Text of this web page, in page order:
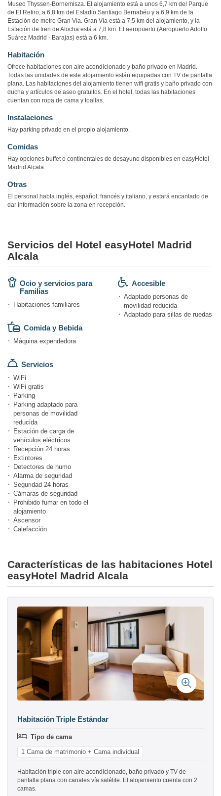
Museo Thyssen-Bornemisza. El alojamiento está a unos 6,7 km del Parque
de El Retiro, a 6,8 km del Estadio Santiago Bernabéu y a 6,9 km de la
Estación de metro Gran Vía. Gran Vía está a 7,5 km del alojamiento, y la
Estación de tren de Atocha está a 7,8 km. El aeropuerto (Aeropuerto Adolfo
Suárez Madrid - Barajas) está a 6 km.
Habitación
Ofrece habitaciones con aire acondicionado y baño privado en Madrid.
Todas las unidades de este alojamiento están equipadas con TV de pantalla
plana. Las habitaciones del alojamiento tienen wifi gratis y baño privado con
ducha y artículos de aseo gratuitos. En el hotel, todas las habitaciones
cuentan con ropa de cama y toallas.
Instalaciones
Hay parking privado en el propio alojamiento.
Comidas
Hay opciones buffet o continentales de desayuno disponibles en easyHotel
Madrid Alcala.
Otras
El personal habla inglés, español, francés y italiano, y estará encantado de
dar información sobre la zona en recepción.
Servicios del Hotel easyHotel Madrid
Alcala
Ocio y servicios para
Familias
Habitaciones familiares
Comida y Bebida
Máquina expendedora
Servicios
WiFi
WiFi gratis
Parking
Parking adaptado para
personas de movilidad
reducida
Estación de carga de
vehículos eléctricos
Recepción 24 horas
Extintores
Detectores de humo
Alarma de seguridad
Seguridad 24 horas
Cámaras de seguridad
Prohibido fumar en todo el
alojamiento
Ascensor
Calefacción
Accesible
Adaptado personas de
movilidad reducida
Adaptado para sillas de ruedas
Características de las habitaciones Hotel
easyHotel Madrid Alcala
Habitación Triple Estándar
Tipo de cama
1 Cama de matrimonio + Cama individual
Habitación triple con aire acondicionado, baño privado y TV de
pantalla plana con canales vía satélite. El alojamiento cuenta con 2
camas.